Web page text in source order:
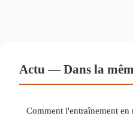
Actu — Dans la
Comment l'entraînement en